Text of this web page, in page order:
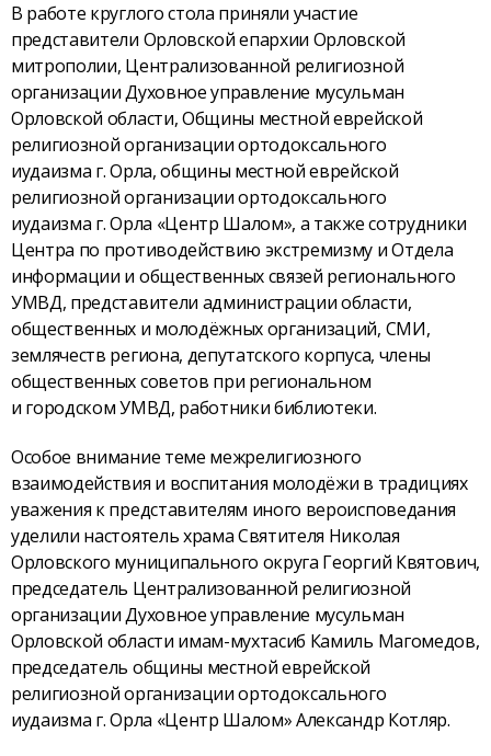
В работе круглого стола приняли участие
представители Орловской епархии Орловской
митрополии, Централизованной религиозной
организации Духовное управление мусульман
Орловской области, Общины местной еврейской
религиозной организации ортодоксального
иудаизма г. Орла, общины местной еврейской
религиозной организации ортодоксального
иудаизма г. Орла «Центр Шалом», а также сотрудники
Центра по противодействию экстремизму и Отдела
информации и общественных связей регионального
УМВД, представители администрации области,
общественных и молодёжных организаций, СМИ,
землячеств региона, депутатского корпуса, члены
общественных советов при региональном
и городском УМВД, работники библиотеки.
Особое внимание теме межрелигиозного
взаимодействия и воспитания молодёжи в традициях
уважения к представителям иного вероисповедания
уделили настоятель храма Святителя Николая
Орловского муниципального округа Георгий Квятович,
председатель Централизованной религиозной
организации Духовное управление мусульман
Орловской области имам-мухтасиб Камиль Магомедов,
председатель общины местной еврейской
религиозной организации ортодоксального
иудаизма г. Орла «Центр Шалом» Александр Котляр.